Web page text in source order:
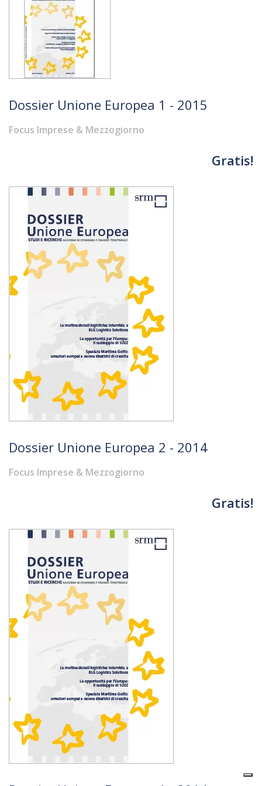
Dossier Unione Europea 1 - 2015
Focus Imprese & Mezzogiorno
Gratis!
Dossier Unione Europea 2 - 2014
Focus Imprese & Mezzogiorno
Gratis!